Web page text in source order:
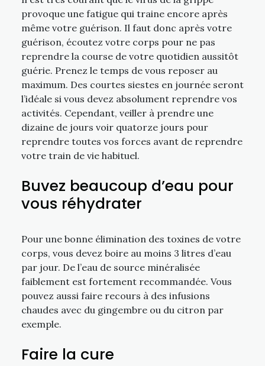
provoque une fatigue qui traine encore après
même votre guérison. Il faut donc après votre
guérison, écoutez votre corps pour ne pas
reprendre la course de votre quotidien aussitôt
guérie. Prenez le temps de vous reposer au
maximum. Des courtes siestes en journée seront
l’idéale si vous devez absolument reprendre vos
activités. Cependant, veiller à prendre une
dizaine de jours voir quatorze jours pour
reprendre toutes vos forces avant de reprendre
votre train de vie habituel.
Buvez beaucoup d’eau pour
vous réhydrater
Pour une bonne élimination des toxines de votre
corps, vous devez boire au moins 3 litres d’eau
par jour. De l’eau de source minéralisée
faiblement est fortement recommandée. Vous
pouvez aussi faire recours à des infusions
chaudes avec du gingembre ou du citron par
exemple.
Faire la cure